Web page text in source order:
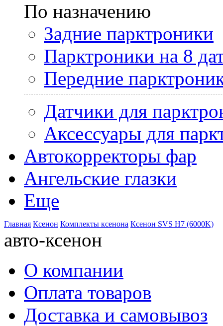
По назначению
Задние парктроники
Парктроники на 8
Передние
Датчики для
Аксессуары для
Автокорректоры фар
Ангельские глазки
Еще
Главная Ксенон Комплекты ксенона Ксенон SVS H7 (6000K)
авто-ксенон
О компании
Оплата товаров
Доставка и самовывоз